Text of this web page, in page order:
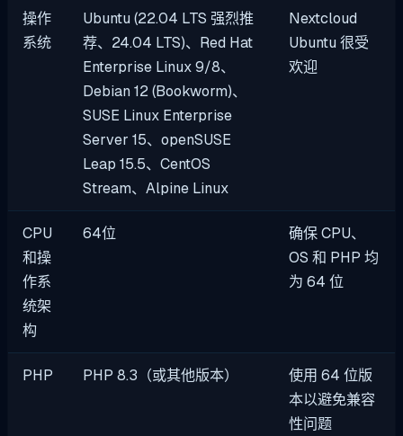
操作
系统
Ubuntu (22.04 LTS 强烈推
荐、24.04 LTS)、Red Hat
Enterprise Linux 9/8、
Debian 12 (Bookworm)、
SUSE Linux Enterprise
Server 15、openSUSE
Leap 15.5、CentOS
Stream、Alpine Linux
Nextcloud
Ubuntu 很受
欢迎
CPU
和操
作系
统架
构
64位
确保 CPU、
OS 和 PHP 均
为 64 位
PHP PHP 8.3（或其他版本）
使用 64 位版
本以避免兼容
性问题